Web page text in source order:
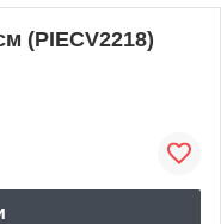
(PIECV2218)